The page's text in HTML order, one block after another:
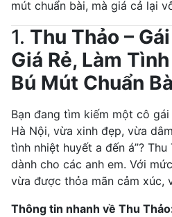
mút chuẩn bài, mà giá cả lại
1. Thu Thảo –
Giá Rẻ, Làm
Bú Mút Chuẩn
Bạn đang tìm kiếm một cô
Hà Nội, vừa xinh đẹp, vừa
tình nhiệt huyết a đến á”?
dành cho các anh em. Với
vừa được thỏa mãn cảm xúc,
Thông tin nhanh về Thu